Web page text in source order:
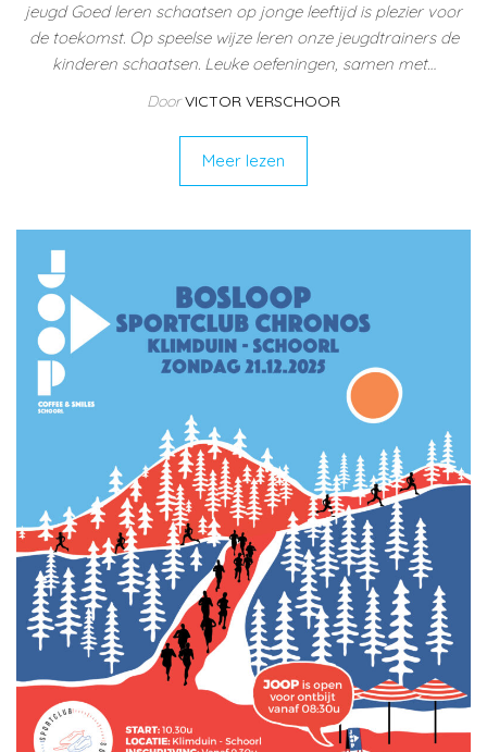
jeugd Goed leren schaatsen op jonge leeftijd is plezier voor
de toekomst. Op speelse wijze leren onze jeugdtrainers de
kinderen schaatsen. Leuke oefeningen, samen met…
Door VICTOR VERSCHOOR
Meer lezen